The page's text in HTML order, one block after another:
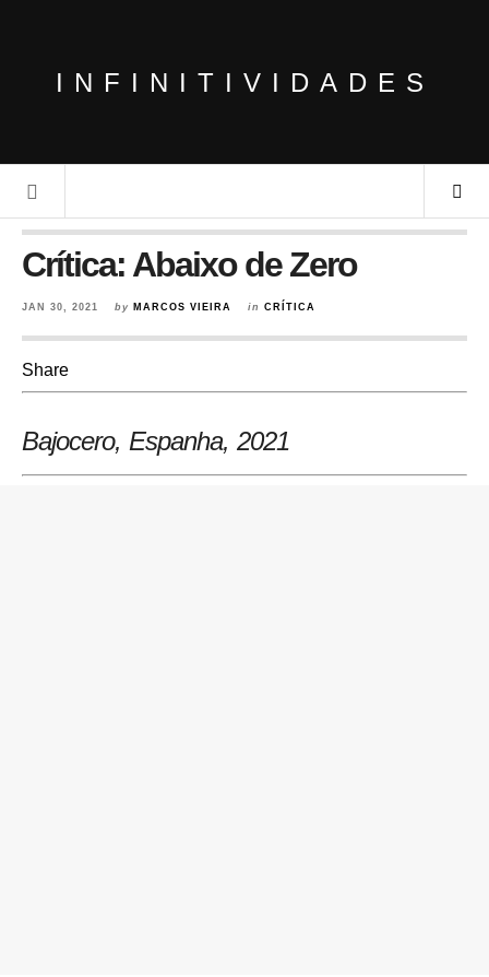
INFINITIVIDADES
Crítica: Abaixo de Zero
JAN 30, 2021 by MARCOS VIEIRA in CRÍTICA
Share
Bajocero, Espanha, 2021